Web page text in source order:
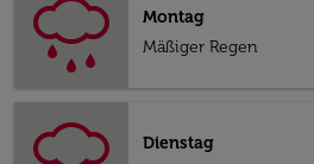
Montag
Mäßiger Regen
Dienstag